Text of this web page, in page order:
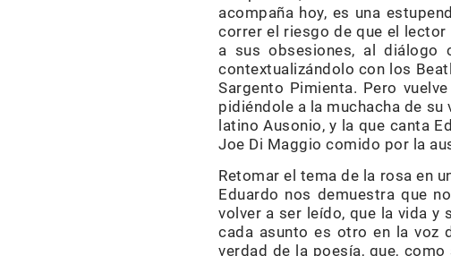
acompaña hoy, es una
correr el riesgo de que el lector
a sus obsesiones, al diálogo
contextualizándolo con los
Sargento Pimienta. Pero
pidiéndole a la muchacha de su
latino Ausonio, y la que canta
Joe Di Maggio comido por la
Retomar el tema de la rosa en
Eduardo nos demuestra que
volver a ser leído, que la vida y
cada asunto es otro en la voz
verdad de la poesía, que,